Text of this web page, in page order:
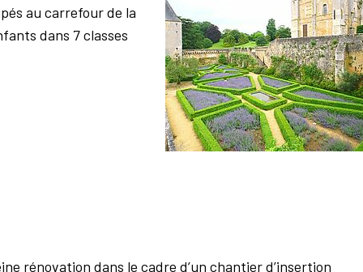
au carrefour de la
dans 7 classes
rénovation dans le cadre d’un chantier d’insertion